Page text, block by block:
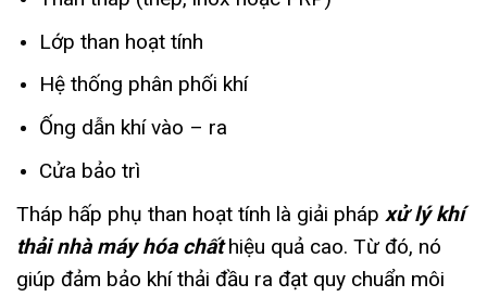
Lớp than hoạt tính
Hệ thống phân phối khí
Ống dẫn khí vào – ra
Cửa bảo trì
Tháp hấp phụ than hoạt tính là giải pháp xử lý khí
thải nhà máy hóa chấthiệu quả cao. Từ đó, nó
giúp đảm bảo khí thải đầu ra đạt quy chuẩn môi